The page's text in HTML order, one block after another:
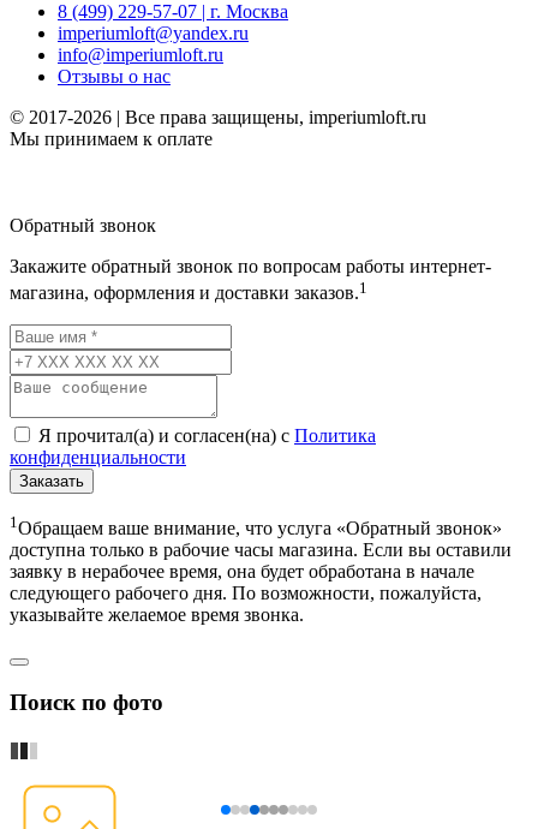
8 (499) 229-57-07 | г. Москва
imperiumloft@yandex.ru
info@imperiumloft.ru
Отзывы о нас
© 2017-2026 | Все права защищены, imperiumloft.ru
Мы принимаем к оплате
Обратный звонок
Закажите обратный звонок по вопросам работы интернет-
магазина, оформления и доставки заказов.1
Я прочитал(а) и согласен(на) с Политика
конфиденциальности
Заказать
1 Обращаем ваше внимание, что услуга «Обратный звонок»
доступна только в рабочие часы магазина. Если вы оставили
заявку в нерабочее время, она будет обработана в начале
следующего рабочего дня. По возможности, пожалуйста,
указывайте желаемое время звонка.
Поиск по фото